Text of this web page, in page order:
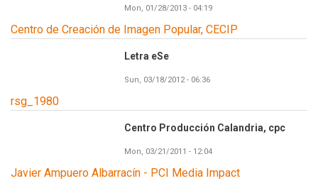
Mon, 01/28/2013 - 04:19
Centro de Creación de Imagen Popular, CECIP
Letra eSe
Sun, 03/18/2012 - 06:36
rsg_1980
Centro Producción Calandria, cpc
Mon, 03/21/2011 - 12:04
Javier Ampuero Albarracín - PCI Media Impact